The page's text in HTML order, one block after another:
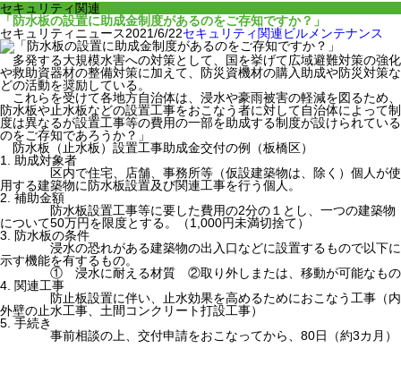
セキュリティ関連
「防水板の設置に助成金制度があるのをご存知ですか？」
セキュリティニュース2021/6/22セキュリティ関連ビルメンテナンス
多発する大規模水害への対策として、国を挙げて広域避難対策の強化
や救助資器材の整備対策に加えて、防災資機材の購入助成や防災対策な
どの活動を奨励している。
これらを受けて各地方自治体は、浸水や豪雨被害の軽減を図るため、
防水板や止水板などの設置工事をおこなう者に対して自治体によって制
度は異なるが設置工事等の費用の一部を助成する制度が設けられている
のをご存知であろうか？」
防水板（止水板）設置工事助成金交付の例（板橋区）
1. 助成対象者
区内で住宅、店舗、事務所等（仮設建築物は、除く）個人が使
用する建築物に防水板設置及び関連工事を行う個人。
2. 補助金額
防水板設置工事等に要した費用の2分の１とし、一つの建築物
について50万円を限度とする。（1,000円未満切捨て）
3. 防水板の条件
浸水の恐れがある建築物の出入口などに設置するもので以下に
示す機能を有するもの。
① 浸水に耐える材質 ②取り外しまたは、移動が可能なもの
4. 関連工事
防止板設置に伴い、止水効果を高めるためにおこなう工事（内
外壁の止水工事、土間コンクリート打設工事）
5. 手続き
事前相談の上、交付申請をおこなってから、80日（約3カ月）